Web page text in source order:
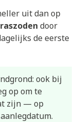
uit dan op
door
de eerste
ook bij
op om te
zijn — op